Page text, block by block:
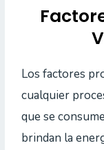
Los factores
cualquier
que se
brindan la